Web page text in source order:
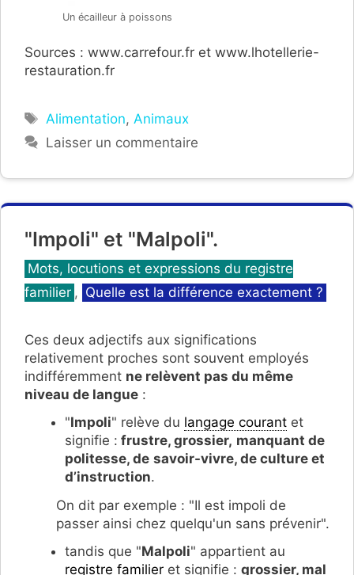
Un écailleur à poissons
Sources : www.carrefour.fr et www.lhotellerie-
restauration.fr
Étiquettes
Alimentation,Animaux
Laisser un commentaire
"Impoli" et "Malpoli".
Catégories
Mots, locutions et expressions du registre
familier , Quelle est la différence exactement ?
Ces deux adjectifs aux significations
relativement proches sont souvent employés
indifféremment ne relèvent pas du même
niveau de langue :
"Impoli" relève du langage courant et
signifie : frustre, grossier, manquant de
politesse, de savoir-vivre, de culture et
d’instruction.
On dit par exemple : "Il est impoli de
passer ainsi chez quelqu'un sans prévenir".
tandis que "Malpoli" appartient au
registre familier et signifie : grossier, mal